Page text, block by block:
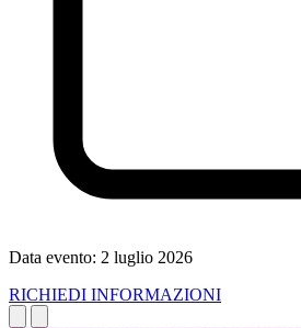
Data evento: 2 luglio 2026
RICHIEDI INFORMAZIONI